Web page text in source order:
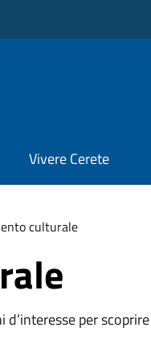
Vivere Cerete
culturale
per